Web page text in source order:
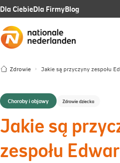
Dla CiebieLink
się
karcie
Dla FirmyLink
się
Blog
Zdrowie Jakie są przyczyny zespołu
Choroby i objawy Zdrowie dziecka
Jakie są
zespołu